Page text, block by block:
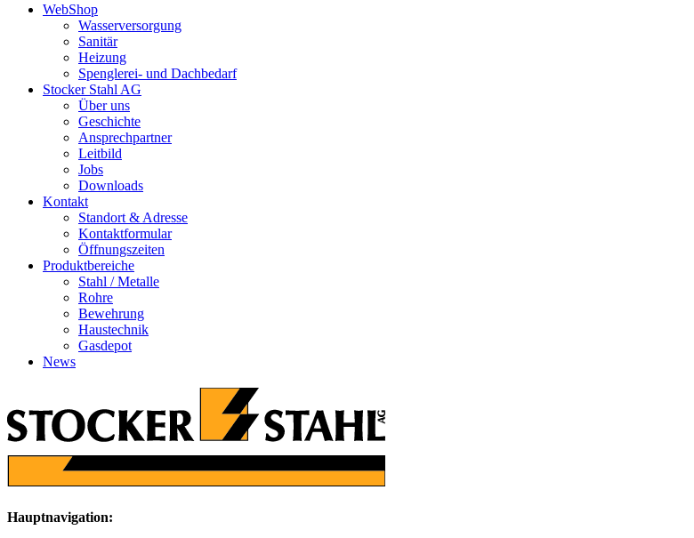
WebShop
Wasserversorgung
Sanitär
Heizung
Spenglerei- und Dachbedarf
Stocker Stahl AG
Über uns
Geschichte
Ansprechpartner
Leitbild
Jobs
Downloads
Kontakt
Standort & Adresse
Kontaktformular
Öffnungszeiten
Produktbereiche
Stahl / Metalle
Rohre
Bewehrung
Haustechnik
Gasdepot
News
Hauptnavigation: